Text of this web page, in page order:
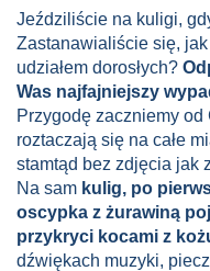
Jeździliście na kuligi,
Zastanawialiście się,
udziałem dorosłych?
Was najfajniejszy
Przygodę zaczniemy od
roztaczają się na całe
stamtąd bez zdjęcia jak
Na sam kulig, po
oscypka z żurawiną
przykryci kocami z
dźwiękach muzyki,